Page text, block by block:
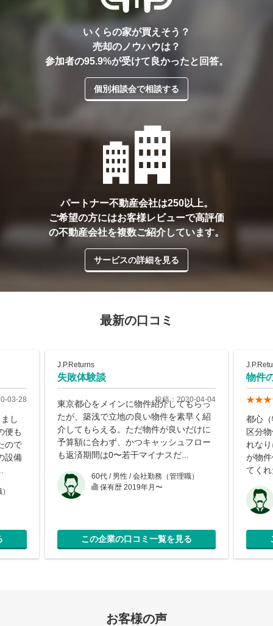
いくらの家が買えそう？
売却のノウハウは？
参加者の95.9%が受けて良かったと回答。
個別相談会で相談する
パートナー不動産会社は250以上。
ご希望の方にはお客様レビューで高評価
の不動産会社を複数ご紹介しています。
サービスの詳細を見る
最新の口コミ
03-28
し
便も
ので
設備
J.P.Returns
失敗体験談
投稿：2020-04-04
東京都心をメインに物件紹介してもらっ
たが、築浅で立地の良い物件を素早く紹
介してもらえる。ただ物件が良いだけに
予算額に合わず、かつキャッシュフロー
も返済期間は0〜若干マイナスだ...
60代 / 男性 / 会社勤務（管理職）
保有歴 2019年月〜
この企業の口コミ一覧を見る
物件
都心
区分
れな
が物
てく
お客様の声